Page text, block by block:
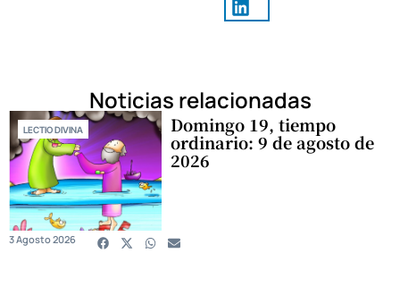
Noticias relacionadas
LECTIO DIVINA Domingo 19, tiempo
ordinario: 9 de agosto de
2026
3 Agosto 2026